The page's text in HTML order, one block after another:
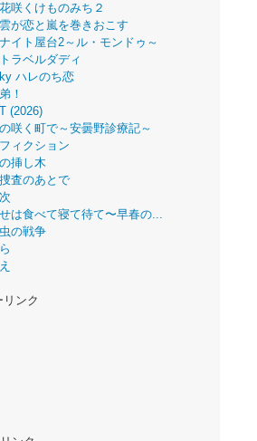
咲くけものみち２
が恋と嵐を巻きおこす
イト屋台2～ル・モンドゥ～
ラベルダディ
ハレのち恋
！
(2026)
咲く町で～安曇野診療記～
ィクション
挿し木
査のあとで
は食べて寝て待て〜早春の...
の戦争
ンク